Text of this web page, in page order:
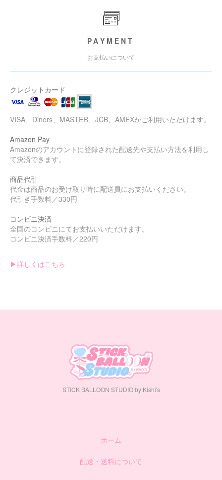
PAYMENT
お支払いについて
クレジットカード
VISA、Diners、MASTER、JCB、AMEXがご利用いただけます。
Amazon Pay
Amazonのアカウントに登録された配送先や支払い方法を利用し
て決済できます。
商品代引
代金は商品のお受け取り時に配送員にお支払いください。
代引き手数料／330円
コンビニ決済
全国のコンビニにてお支払いいただけます。
コンビニ決済手数料／220円
▶︎詳しくはこちら
STICK BALLOON STUDIO by Kishi's
ホーム
配送・送料について